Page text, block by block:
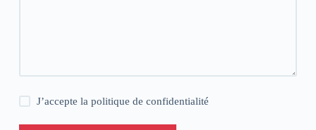
J’accepte lapolitique de confidentialité